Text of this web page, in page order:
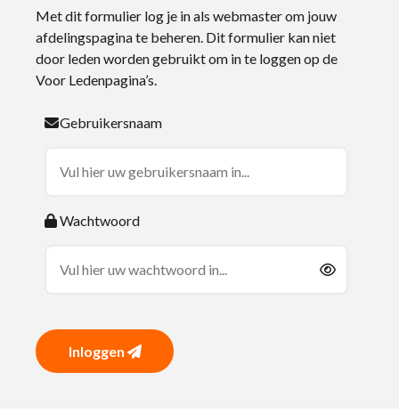
Met dit formulier log je in als webmaster om jouw
afdelingspagina te beheren. Dit formulier kan niet
door leden worden gebruikt om in te loggen op de
Voor Ledenpagina’s.
Gebruikersnaam
Wachtwoord
Inloggen